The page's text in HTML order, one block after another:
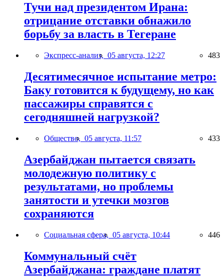
Тучи над президентом Ирана:
отрицание отставки обнажило
борьбу за власть в Тегеране
Экспресс-анализ, 05 августа, 12:27 483
Десятимесячное испытание метро:
Баку готовится к будущему, но как
пассажиры справятся с
сегодняшней нагрузкой?
Общество, 05 августа, 11:57 433
Азербайджан пытается связать
молодежную политику с
результатами, но проблемы
занятости и утечки мозгов
сохраняются
Социальная сфера, 05 августа, 10:44 446
Коммунальный счёт
Азербайджана: граждане платят